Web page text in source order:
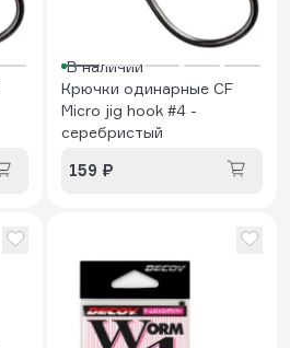
В наличии
Крючки одинарные CF
Micro jig hook #4 -
серебристый
159 ₽